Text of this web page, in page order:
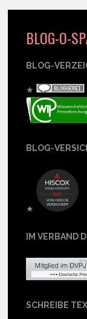
BLOG-O-
BLOG-
★
BLOG-
★
IM VERBAND
SCHREIBE